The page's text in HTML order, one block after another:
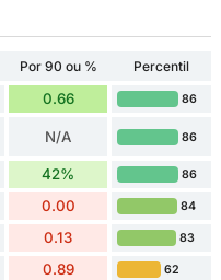
Por 90 ou %
Percentil
0.66 86
N/A 86
42% 86
0.00 84
0.13 83
0.89 62